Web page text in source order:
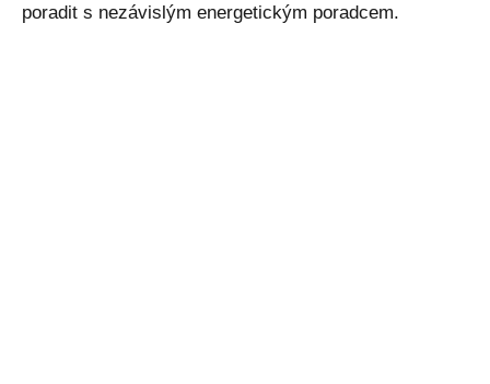
poradit s nezávislým energetickým poradcem.